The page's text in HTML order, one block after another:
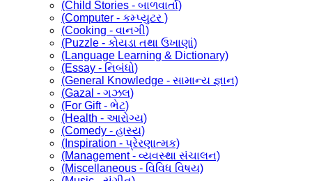
(Child Stories - બાળવાર્તા)
(Computer - કમ્પ્યુટર )
(Cooking - વાનગી)
(Puzzle - કોયડા તથા ઉખાણાં)
(Language Learning & Dictionary)
(Essay - નિબંધો)
(General Knowledge - સામાન્ય જ્ઞાન)
(Gazal - ગઝલ)
(For Gift - ભેટ)
(Health - આરોગ્ય)
(Comedy - હાસ્ય)
(Inspiration - પ્રેરણાત્મક)
(Management - વ્યવસ્થા સંચાલન)
(Miscellaneous - વિવિધ વિષય)